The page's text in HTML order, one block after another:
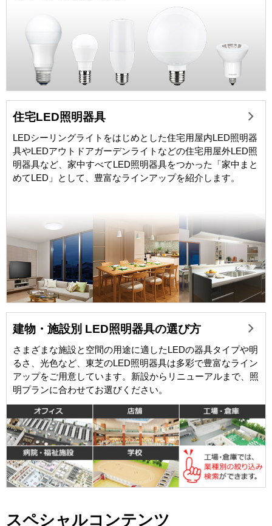
住宅LED照明器具
LEDシーリングライトをはじめとした住宅用屋内LED照明器
具やLEDアウトドアガーデンライトなどの住宅用屋外LED照
明器具など、家中すべてLED照明器具をつかった「家中まと
めてLED」として、豊富なラインアップを紹介します。
建物・施設別 LED照明器具の選び方
さまざまな施設と空間の用途に適したLEDの器具タイプや明
るさ、光色など、東芝のLED照明器具は多彩で豊富なライン
アップをご用意しています。新設からリニューアルまで、照
明プランに合わせてお選びください。
スペシャルコンテンツ